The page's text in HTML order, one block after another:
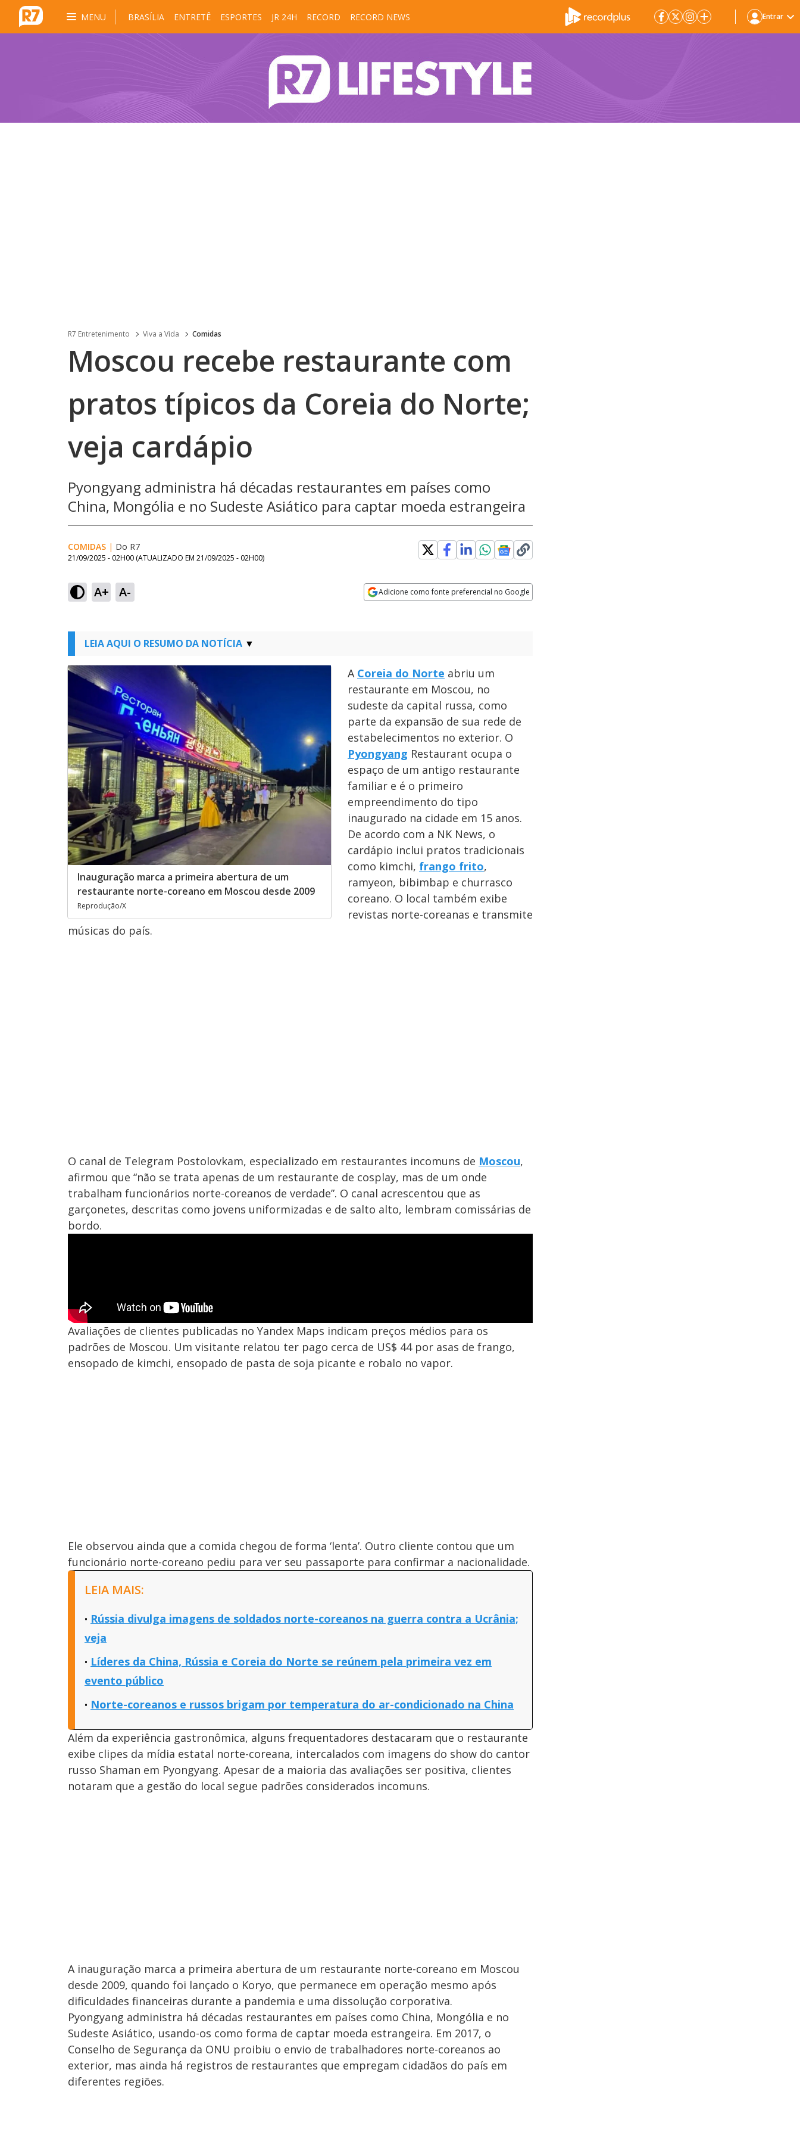
MENU BRASÍLIA ENTRETÊ ESPORTES JR 24H RECORD RECORD NEWS Entrar
R7 Entretenimento Viva a Vida Comidas
Moscou recebe restaurante com
pratos típicos da Coreia do Norte;
veja cardápio
Pyongyang administra há décadas restaurantes em países como
China, Mongólia e no Sudeste Asiático para captar moeda estrangeira
COMIDAS | Do R7
21/09/2025 - 02H00 (ATUALIZADO EM 21/09/2025 - 02H00)
A+ A- Adicione como fonte preferencial no Google
LEIA AQUI O RESUMO DA NOTÍCIA
Inauguração marca a primeira abertura de um
restaurante norte-coreano em Moscou desde 2009
Reprodução/X
A Coreia do Norte abriu um
restaurante em Moscou, no
sudeste da capital russa, como
parte da expansão de sua rede de
estabelecimentos no exterior. O
Pyongyang Restaurant ocupa o
espaço de um antigo restaurante
familiar e é o primeiro
empreendimento do tipo
inaugurado na cidade em 15 anos.
De acordo com a NK News, o
cardápio inclui pratos tradicionais
como kimchi, frango frito,
ramyeon, bibimbap e churrasco
coreano. O local também exibe
revistas norte-coreanas e transmite
músicas do país.
O canal de Telegram Postolovkam, especializado em restaurantes incomuns de Moscou,
afirmou que “não se trata apenas de um restaurante de cosplay, mas de um onde
trabalham funcionários norte-coreanos de verdade”. O canal acrescentou que as
garçonetes, descritas como jovens uniformizadas e de salto alto, lembram comissárias de
bordo.
Avaliações de clientes publicadas no Yandex Maps indicam preços médios para os
padrões de Moscou. Um visitante relatou ter pago cerca de US$ 44 por asas de frango,
ensopado de kimchi, ensopado de pasta de soja picante e robalo no vapor.
Ele observou ainda que a comida chegou de forma ‘lenta’. Outro cliente contou que um
funcionário norte-coreano pediu para ver seu passaporte para confirmar a nacionalidade.
LEIA MAIS:
Rússia divulga imagens de soldados norte-coreanos na guerra contra a Ucrânia;
veja
Líderes da China, Rússia e Coreia do Norte se reúnem pela primeira vez em
evento público
Norte-coreanos e russos brigam por temperatura do ar-condicionado na China
Além da experiência gastronômica, alguns frequentadores destacaram que o restaurante
exibe clipes da mídia estatal norte-coreana, intercalados com imagens do show do cantor
russo Shaman em Pyongyang. Apesar de a maioria das avaliações ser positiva, clientes
notaram que a gestão do local segue padrões considerados incomuns.
A inauguração marca a primeira abertura de um restaurante norte-coreano em Moscou
desde 2009, quando foi lançado o Koryo, que permanece em operação mesmo após
dificuldades financeiras durante a pandemia e uma dissolução corporativa.
Pyongyang administra há décadas restaurantes em países como China, Mongólia e no
Sudeste Asiático, usando-os como forma de captar moeda estrangeira. Em 2017, o
Conselho de Segurança da ONU proibiu o envio de trabalhadores norte-coreanos ao
exterior, mas ainda há registros de restaurantes que empregam cidadãos do país em
diferentes regiões.